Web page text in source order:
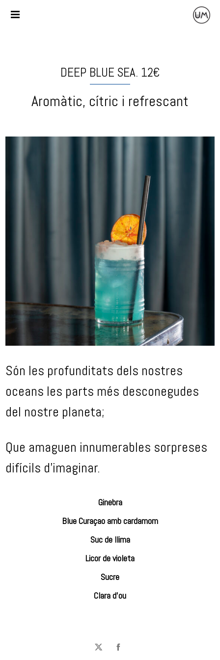
DEEP BLUE SEA. 12€
Aromàtic, cítric i refrescant
Són les profunditats dels nostres
oceans les parts més desconegudes
del nostre planeta;
Que amaguen innumerables sorpreses
difícils d’imaginar.
Ginebra
Blue Curaçao amb cardamom
Suc de llima
Licor de violeta
Sucre
Clara d’ou